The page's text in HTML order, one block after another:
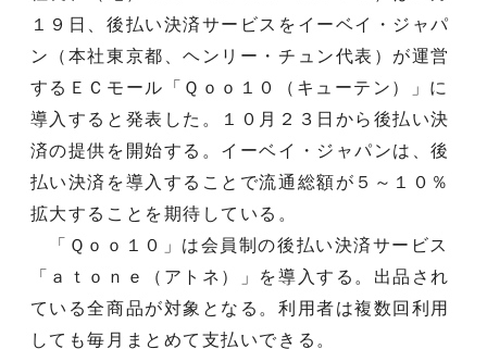
１９日、後払い決済サービスをイーベイ・ジャパ
ン（本社東京都、ヘンリー・チュン代表）が運営
するＥＣモール「Ｑｏｏ１０（キューテン）」に
導入すると発表した。１０月２３日から後払い決
済の提供を開始する。イーベイ・ジャパンは、後
払い決済を導入することで流通総額が５～１０％
拡大することを期待している。
「Ｑｏｏ１０」は会員制の後払い決済サービス
「ａｔｏｎｅ（アトネ）」を導入する。出品され
ている全商品が対象となる。利用者は複数回利用
しても毎月まとめて支払いできる。